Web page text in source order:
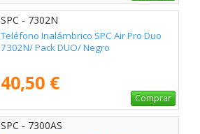
SPC - 7302N
Teléfono Inalámbrico SPC Air Pro Duo
7302N/ Pack DUO/ Negro
40,50 €
Comprar
SPC - 7300AS